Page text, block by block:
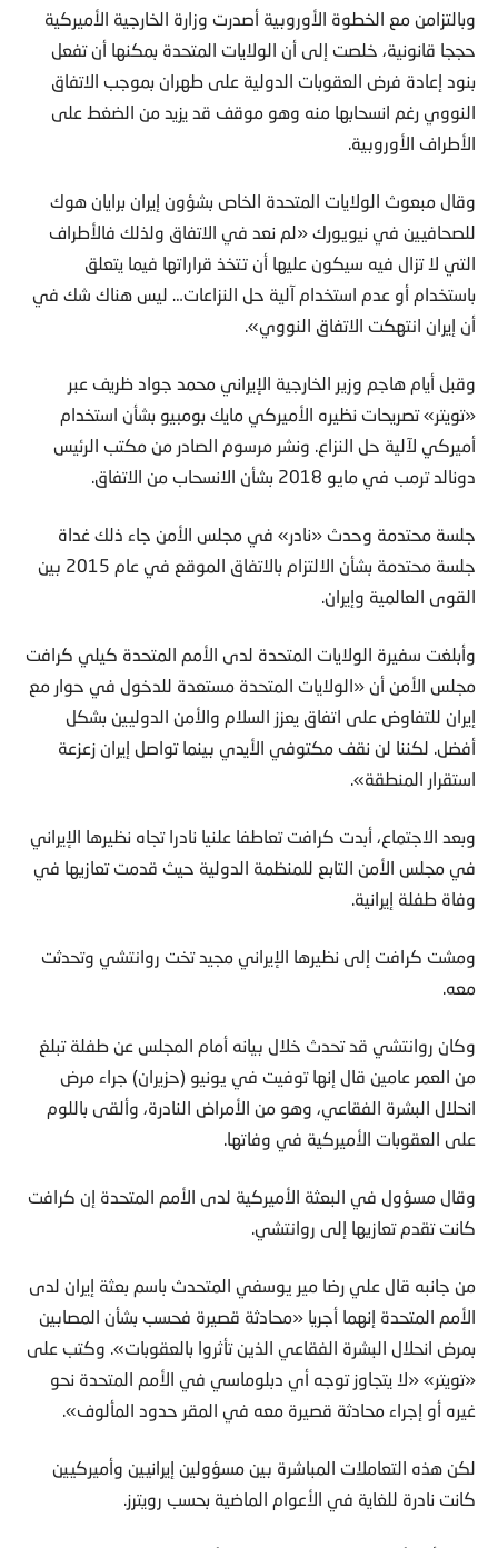
وبالتزامن مع الخطوة الأوروبية أصدرت وزارة الخارجية الأميركية
حججا قانونية، خلصت إلى أن الولايات المتحدة بمكنها أن تفعل
بنود إعادة فرض العقوبات الدولية على طهران بموجب الاتفاق
النووي رغم انسحابها منه وهو موقف قد يزيد من الضغط على
الأطراف الأوروبية.
وقال مبعوث الولايات المتحدة الخاص بشؤون إيران برايان هوك
للصحافيين في نيويورك «لم نعد في الاتفاق ولذلك فالأطراف
التي لا تزال فيه سيكون عليها أن تتخذ قراراتها فيما يتعلق
باستخدام أو عدم استخدام آلية حل النزاعات… ليس هناك شك في
أن إيران انتهكت الاتفاق النووي».
وقبل أيام هاجم وزير الخارجية الإيراني محمد جواد ظريف عبر
«تويتر» تصريحات نظيره الأميركي مايك بومبيو بشأن استخدام
أميركي لآلية حل النزاع. ونشر مرسوم الصادر من مكتب الرئيس
دونالد ترمب في مايو 2018 بشأن الانسحاب من الاتفاق.
جلسة محتدمة وحدث «نادر» في مجلس الأمن جاء ذلك غداة
جلسة محتدمة بشأن الالتزام بالاتفاق الموقع في عام 2015 بين
القوى العالمية وإيران.
وأبلغت سفيرة الولايات المتحدة لدى الأمم المتحدة كيلي كرافت
مجلس الأمن أن «الولايات المتحدة مستعدة للدخول في حوار مع
إيران للتفاوض على اتفاق يعزز السلام والأمن الدوليين بشكل
أفضل. لكننا لن نقف مكتوفي الأيدي بينما تواصل إيران زعزعة
استقرار المنطقة».
وبعد الاجتماع، أبدت كرافت تعاطفا علنيا نادرا تجاه نظيرها الإيراني
في مجلس الأمن التابع للمنظمة الدولية حيث قدمت تعازيها في
وفاة طفلة إيرانية.
ومشت كرافت إلى نظيرها الإيراني مجيد تخت روانتشي وتحدثت
معه.
وكان روانتشي قد تحدث خلال بيانه أمام المجلس عن طفلة تبلغ
من العمر عامين قال إنها توفيت في يونيو (حزيران) جراء مرض
انحلال البشرة الفقاعي، وهو من الأمراض النادرة، وألقى باللوم
على العقوبات الأميركية في وفاتها.
وقال مسؤول في البعثة الأميركية لدى الأمم المتحدة إن كرافت
كانت تقدم تعازيها إلى روانتشي.
من جانبه قال علي رضا مير يوسفي المتحدث باسم بعثة إيران لدى
الأمم المتحدة إنهما أجريا «محادثة قصيرة فحسب بشأن المصابين
بمرض انحلال البشرة الفقاعي الذين تأثروا بالعقوبات». وكتب على
«تويتر» «لا يتجاوز توجه أي دبلوماسي في الأمم المتحدة نحو
غيره أو إجراء محادثة قصيرة معه في المقر حدود المألوف».
لكن هذه التعاملات المباشرة بين مسؤولين إيرانيين وأميركيين
كانت نادرة للغاية في الأعوام الماضية بحسب رويترز.